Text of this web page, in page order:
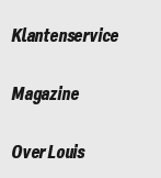
Klantenservice
Magazine
Over Louis